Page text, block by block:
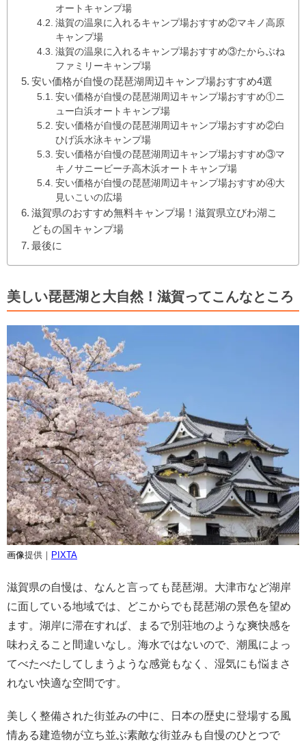
オートキャンプ場
滋賀の温泉に入れるキャンプ場おすすめ②マキノ高原
キャンプ場
滋賀の温泉に入れるキャンプ場おすすめ③たからぶね
ファミリーキャンプ場
安い価格が自慢の琵琶湖周辺キャンプ場おすすめ4選
安い価格が自慢の琵琶湖周辺キャンプ場おすすめ①ニ
ュー白浜オートキャンプ場
安い価格が自慢の琵琶湖周辺キャンプ場おすすめ②白
ひげ浜水泳キャンプ場
安い価格が自慢の琵琶湖周辺キャンプ場おすすめ③マ
キノサニービーチ高木浜オートキャンプ場
安い価格が自慢の琵琶湖周辺キャンプ場おすすめ④大
見いこいの広場
滋賀県のおすすめ無料キャンプ場！滋賀県立びわ湖こ
どもの国キャンプ場
最後に
美しい琵琶湖と大自然！滋賀ってこんなところ
画像提供｜ PIXTA
滋賀県の自慢は、なんと言っても琵琶湖。大津市など湖岸
に面している地域では、どこからでも琵琶湖の景色を望め
ます。湖岸に滞在すれば、まるで別荘地のような爽快感を
味わえること間違いなし。海水ではないので、潮風によっ
てべたべたしてしまうような感覚もなく、湿気にも悩まさ
れない快適な空間です。
美しく整備された街並みの中に、日本の歴史に登場する風
情ある建造物が立ち並ぶ素敵な街並みも自慢のひとつで